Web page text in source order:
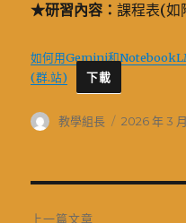
★研習內容：課程表(如
如何用Gemini和
(群.站)
下載
作
教學組長
發
2026 年 3
上一篇文章